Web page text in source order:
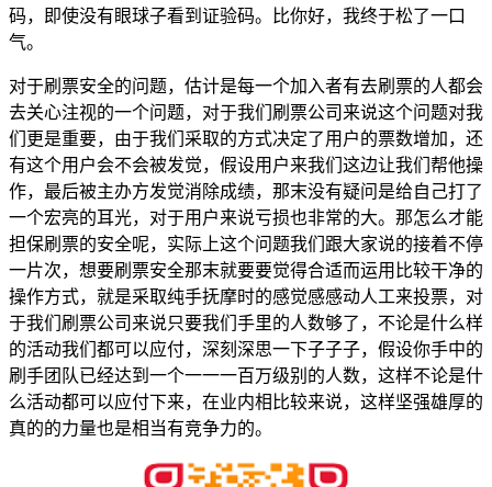
码，即使没有眼球子看到证验码。比你好，我终于松了一口
气。
对于刷票安全的问题，估计是每一个加入者有去刷票的人都会
去关心注视的一个问题，对于我们刷票公司来说这个问题对我
们更是重要，由于我们采取的方式决定了用户的票数增加，还
有这个用户会不会被发觉，假设用户来我们这边让我们帮他操
作，最后被主办方发觉消除成绩，那末没有疑问是给自己打了
一个宏亮的耳光，对于用户来说亏损也非常的大。那怎么才能
担保刷票的安全呢，实际上这个问题我们跟大家说的接着不停
一片次，想要刷票安全那末就要要觉得合适而运用比较干净的
操作方式，就是采取纯手抚摩时的感觉感感动人工来投票，对
于我们刷票公司来说只要我们手里的人数够了，不论是什么样
的活动我们都可以应付，深刻深思一下子子子，假设你手中的
刷手团队已经达到一个一一一百万级别的人数，这样不论是什
么活动都可以应付下来，在业内相比较来说，这样坚强雄厚的
真的的力量也是相当有竞争力的。